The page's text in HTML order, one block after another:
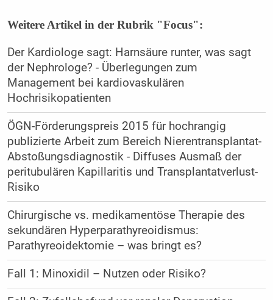
Weitere Artikel in der Rubrik "Focus":
Der Kardiologe sagt: Harnsäure runter, was sagt
der Nephrologe? - Überlegungen zum
Management bei kardiovaskulären
Hochrisikopatienten
ÖGN-Förderungspreis 2015 für hochrangig
publizierte Arbeit zum Bereich Nierentransplantat-
Abstoßungsdiagnostik - Diffuses Ausmaß der
peritubulären ­Kapillaritis und Transplantatverlust-
Risiko
Chirurgische vs. medikamentöse Therapie des
sekundären Hyperparathyreoidismus:
Parathyreoidektomie – was bringt es?
Fall 1: Minoxidil – Nutzen oder Risiko?